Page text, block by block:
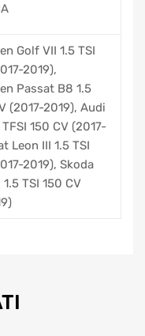
Golf VII 1.5 TSI
2019),
Passat B8 1.5
(2017-2019), Audi
150 CV (2017-
Leon III 1.5 TSI
2019), Skoda
TSI 150 CV